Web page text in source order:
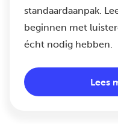
standaardaanpak.
beginnen met
écht nodig hebben.
Lees